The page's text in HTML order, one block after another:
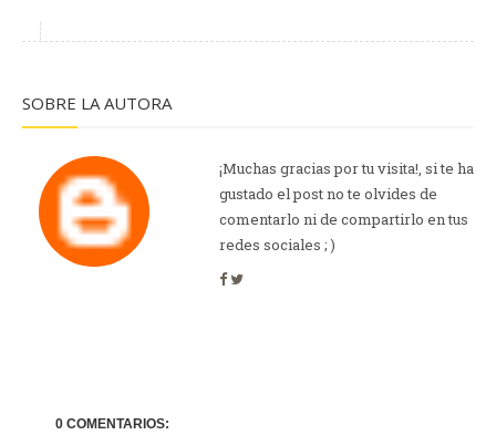
SOBRE LA AUTORA
¡Muchas gracias por tu visita!, si te ha
gustado el post no te olvides de
comentarlo ni de compartirlo en tus
redes sociales ; )
0 COMENTARIOS: